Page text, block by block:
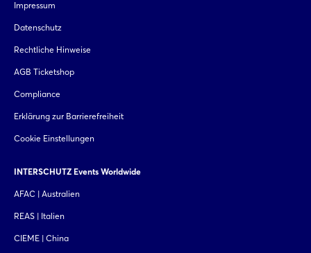
Impressum
Datenschutz
Rechtliche Hinweise
AGB Ticketshop
Compliance
Erklärung zur Barrierefreiheit
Cookie Einstellungen
INTERSCHUTZ Events Worldwide
AFAC | Australien
REAS | Italien
CIEME | China